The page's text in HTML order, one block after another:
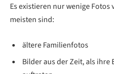
Es existieren nur wenige
meisten sind:
ältere Familienfotos
Bilder aus der Zeit, als